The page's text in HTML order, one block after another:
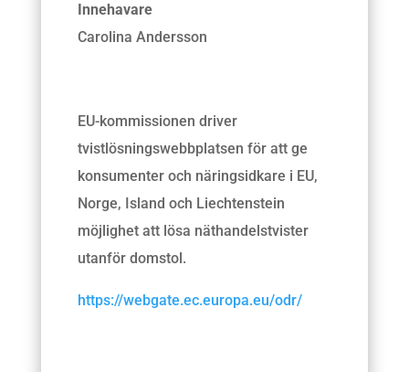
Innehavare
Carolina Andersson
EU-kommissionen driver
tvistlösningswebbplatsen för att ge
konsumenter och näringsidkare i EU,
Norge, Island och Liechtenstein
möjlighet att lösa näthandelstvister
utanför domstol.
https://webgate.ec.europa.eu/odr/